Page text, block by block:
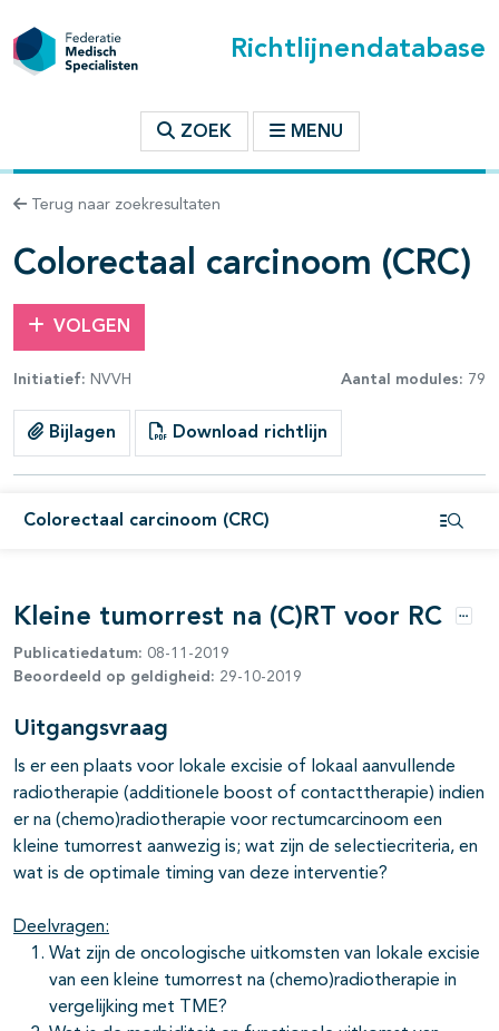
Richtlijnendatabase
ZOEK MENU
Terug naar zoekresultaten
Colorectaal carcinoom (CRC)
VOLGEN
Initiatief: NVVH Aantal modules: 79
Bijlagen Download richtlijn
Colorectaal carcinoom (CRC)
binnen deze richtlijn
open- en dichtklappen
open- en dichtklappen
open- en dichtklappen
open- en dichtklappen
Kleine tumorrest na (C)RT voor RC
Publicatiedatum: 08-11-2019
Beoordeeld op geldigheid: 29-10-2019
Uitgangsvraag
Is er een plaats voor lokale excisie of lokaal aanvullende
radiotherapie (additionele boost of contacttherapie) indien
er na (chemo)radiotherapie voor rectumcarcinoom een
kleine tumorrest aanwezig is; wat zijn de selectiecriteria, en
wat is de optimale timing van deze interventie?
Deelvragen:
Wat zijn de oncologische uitkomsten van lokale excisie
van een kleine tumorrest na (chemo)radiotherapie in
vergelijking met TME?